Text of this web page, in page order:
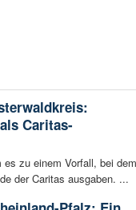
Caritas-
zu einem Vorfall, bei dem
der Caritas ausgaben. ...